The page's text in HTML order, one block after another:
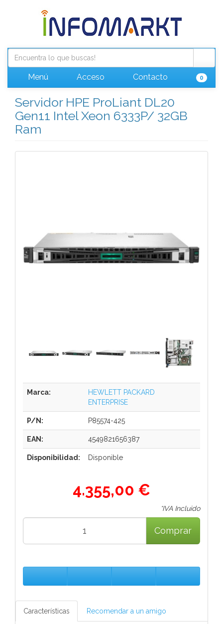
Menú Acceso Contacto 0
Servidor HPE ProLiant DL20
Gen11 Intel Xeon 6333P/ 32GB
Ram
Marca:
HEWLETT PACKARD
ENTERPRISE
P/N: P85574-425
EAN: 4549821656387
Disponibilidad: Disponible
4.355,00 €
*IVA Incluido
Comprar
Características Recomendar a un amigo